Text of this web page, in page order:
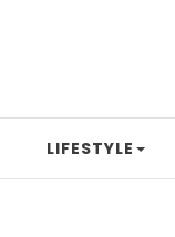
LIFESTYLE